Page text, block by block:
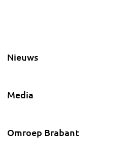
Nieuws
Media
Omroep Brabant